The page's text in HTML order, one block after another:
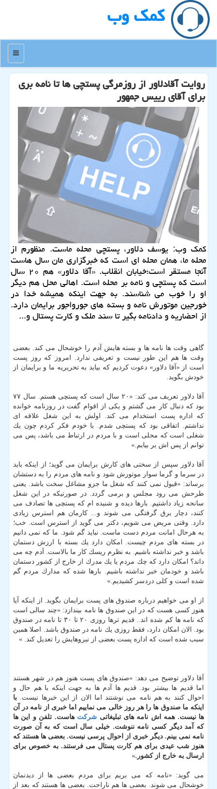
كمك وب
منو
روایت آقادلاور از روزمرگی پستچی ها تا نامه بری
برای آقای رییس جمهور
كمك وب: یوسف دلاور، پستچی محله ماست. منظورم از
محله ما، همان محله ای است كه خبرگزاری مان سال هاست
آنجا مستقر است؛خیابان انقلاب. «آقا دلاور» هم ۲۰ سال
است كه پستچی و نامه بر محله است. اهالی محل هم دیگر
او را خوب می شناسند. به جهت اینكه همیشه خدا در
خورجین موتورش نامه و بسته های جورواجور برایمان دارد.
از احضاریه و دادنامه بگیر تا سند ملك و كارت پستال و...
گاهی وقت ها نامه ها و بسته هایش آدم را خوشحال می كند. بعضی
وقت ها هم این طور نیست و تعریفی ندارد. امروز كه روز پست
است از «آقا دلاور» دعوت كردیم كه بیاید به تحریریه ما و برایمان از
خودش بگوید.
آقا دلاور تعریف می كند: «۲۰ سال است كه پستچی هستم. سال ۷۷
بود كه دنبال كار می گشتم و یكی از اقوام گفت در روزنامه خوانده
كه اداره پست استخدام می كند. اولش به این شغل علاقه ای
نداشتم. اتفاقی بود كه پستچی شدم. با خودم فكر كردم چون یك
شغلی است كه محلی است و با مردم در ارتباط می باشد، پس می
توانم از پس اش بر بیایم.»
آقا دلاور سپس از سختی های كارش برایمان می گوید؛ از اینكه باید
در سرما و گرما سوار موتورش شود و نامه های مردم را به دستشان
برساند: «قبول نمی كنند كه شغل ما جزو مشاغل سخت باشد. یعنی
طرحش می رود مجلس و برمی گردد. در صورتیكه در این شغل
سانحه زیاد داشتیم. بارها دیده و شنیده ام كه پستچی ها تصادف می
كنند، دچار برق گرفتگی می شوند و... كارمان هم استرس زیادی
دارد. وقتی مریض می شویم، دكتر می گوید از استرس است. خب؛
به هرحال امانت مردم دست ماست. نباید گم شود. ما كه نمی دانیم
در بسته های مردم چیست. امكان دارد یك بسته با ارزش دستمان
باشد و خبر نداشته باشیم. به نظرم ریسك كار ما بالاست. آدم چه می
داند؟ امكان دارد كه چك مردم یا یك مدرك از خارج از كشور دستمان
باشد و خودمان خبر نداشته باشیم. بارها شده كه مدارك مردم گم
شده است و كلی دردسر كشیدیم.»
از او می خواهیم درباره صندوق های پست برایمان بگوید. از اینكه آیا
هنوز كسی هست كه در این صندوق ها نامه بیندازد: «چند سالی است
كه نامه ها كم شده اند.. قدیم ترها روزی ۲۰ تا ۳۰ تا نامه در صندوق
بود. الان امكان دارد، فقط روزی یك نامه در صندوق باشد. اصلا همین
سبب شده است كه اداره پست بعضی از نیروهایش را تعدیل كند. »
آقا دلاور توضیح می دهد: «صندوق های پست هنوز هم در شهر هستند
اما قدیم ها بیشتر بود. قدیم ها آدم ها به جهت اینكه با هم حال و
احوال كنند به هم نامه می نوشتند اما الان از این خبرها نیست. با
اینكه ما صندوق ها را هر روز خالی می نماییم اما خبری از نامه در آن
ها نیست. همه اش نامه های تبلیغاتی شركت هاست. تلفن و این ها
كه آمد دیگر كسی نامه ننوشت. خیلی سال است كه به آن صورت
نامه نمی بینم. دیگر خبری از احوال پرسی نیست. بعضی ها هستند كه
هنوز شب عیدی برای هم كارت پستال می فرستند. به خصوص برای
ارسال به خارج از كشور.»
می گوید: «نامه كه می بریم برای مردم بعضی ها از دیدنمان
خوشحال می شوند. بعضی ها هم ناراحت. بعضی ها هستند كه بعد از